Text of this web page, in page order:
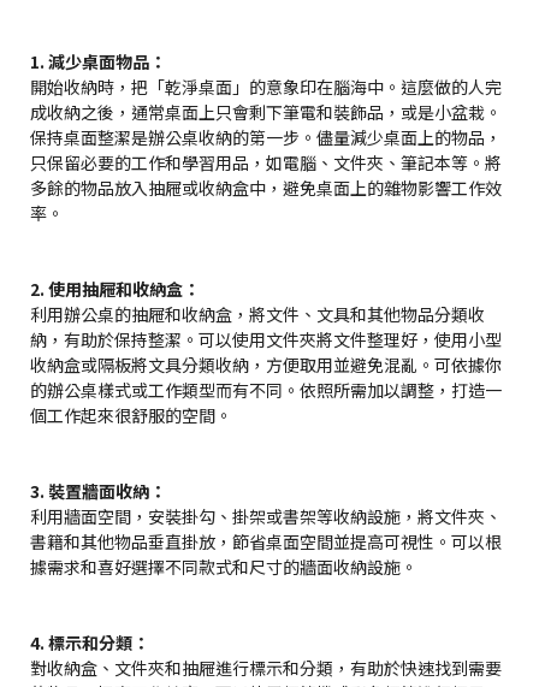
1. 減少桌面物品：
開始收納時，把「乾淨桌面」的意象印在腦海中。這麼做的人完
成收納之後，通常桌面上只會剩下筆電和裝飾品，或是小盆栽。
保持桌面整潔是辦公桌收納的第一步。儘量減少桌面上的物品，
只保留必要的工作和學習用品，如電腦、文件夾、筆記本等。將
多餘的物品放入抽屜或收納盒中，避免桌面上的雜物影響工作效
率。
2. 使用抽屜和收納盒：
利用辦公桌的抽屜和收納盒，將文件、文具和其他物品分類收
納，有助於保持整潔。可以使用文件夾將文件整理好，使用小型
收納盒或隔板將文具分類收納，方便取用並避免混亂。可依據你
的辦公桌樣式或工作類型而有不同。依照所需加以調整，打造一
個工作起來很舒服的空間。
3. 裝置牆面收納：
利用牆面空間，安裝掛勾、掛架或書架等收納設施，將文件夾、
書籍和其他物品垂直掛放，節省桌面空間並提高可視性。可以根
據需求和喜好選擇不同款式和尺寸的牆面收納設施。
4. 標示和分類：
對收納盒、文件夾和抽屜進行標示和分類，有助於快速找到需要